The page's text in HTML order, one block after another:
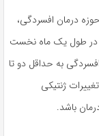
درمان افسردگی،
در طول یک ماه نخست
به حداقل دو تا
ژنتیکی
باشد.